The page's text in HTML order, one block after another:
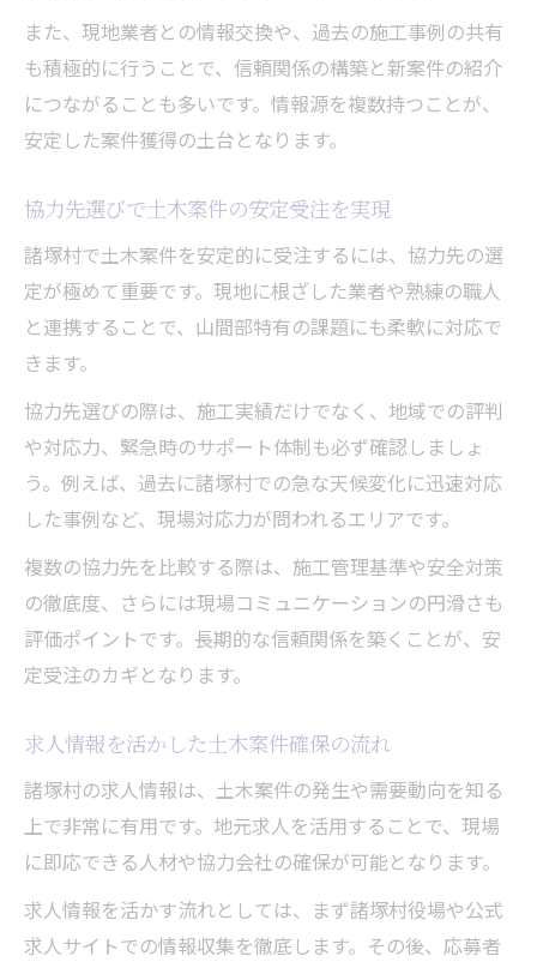
また、現地業者との情報交換や、過去の施工事例の共有
も積極的に行うことで、信頼関係の構築と新案件の紹介
につながることも多いです。情報源を複数持つことが、
安定した案件獲得の土台となります。
協力先選びで土木案件の安定受注を実現
諸塚村で土木案件を安定的に受注するには、協力先の選
定が極めて重要です。現地に根ざした業者や熟練の職人
と連携することで、山間部特有の課題にも柔軟に対応で
きます。
協力先選びの際は、施工実績だけでなく、地域での評判
や対応力、緊急時のサポート体制も必ず確認しましょ
う。例えば、過去に諸塚村での急な天候変化に迅速対応
した事例など、現場対応力が問われるエリアです。
複数の協力先を比較する際は、施工管理基準や安全対策
の徹底度、さらには現場コミュニケーションの円滑さも
評価ポイントです。長期的な信頼関係を築くことが、安
定受注のカギとなります。
求人情報を活かした土木案件確保の流れ
諸塚村の求人情報は、土木案件の発生や需要動向を知る
上で非常に有用です。地元求人を活用することで、現場
に即応できる人材や協力会社の確保が可能となります。
求人情報を活かす流れとしては、まず諸塚村役場や公式
求人サイトでの情報収集を徹底します。その後、応募者